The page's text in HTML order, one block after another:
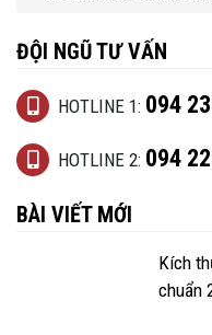
ĐỘI NGŨ TƯ VẤN
HOTLINE 1: 094
HOTLINE 2: 094
BÀI VIẾT MỚI
Kích
chuẩn